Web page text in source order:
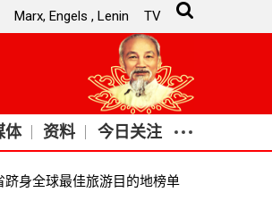
Marx, Engels , Lenin TV
体 资料 今日关注
全球最佳旅游目的地榜单